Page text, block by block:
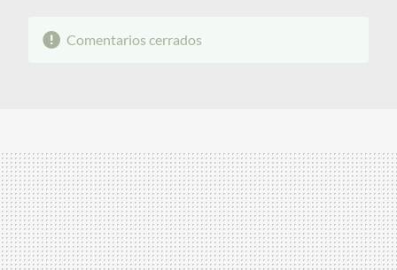
Comentarios cerrados